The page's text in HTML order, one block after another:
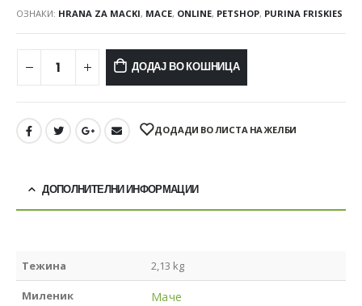
ОЗНАКИ: HRANA ZA MACKI, MACE, ONLINE, PETSHOP, PURINA FRISKIES
ДОДАЈ ВО КОШНИЦА
ДОДАДИ ВО ЛИСТА НА ЖЕЛБИ
ДОПОЛНИТЕЛНИ ИНФОРМАЦИИ
Тежина 2,13 kg
Миленик Маче